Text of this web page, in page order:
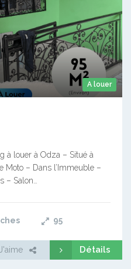
A louer
à louer à Odza – Situé à
Moto – Dans l’Immeuble –
– Salon…
95
J'aime Détails